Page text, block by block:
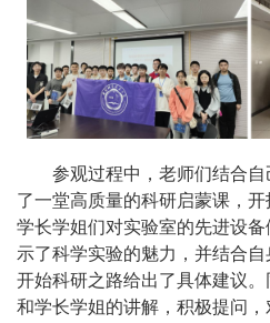
参观过程中，老师们结合
了一堂高质量的科研启蒙课，开
学长学姐们对实验室的先进设
示了科学实验的魅力，并结合
开始科研之路给出了具体建议
和学长学姐的讲解，积极提问